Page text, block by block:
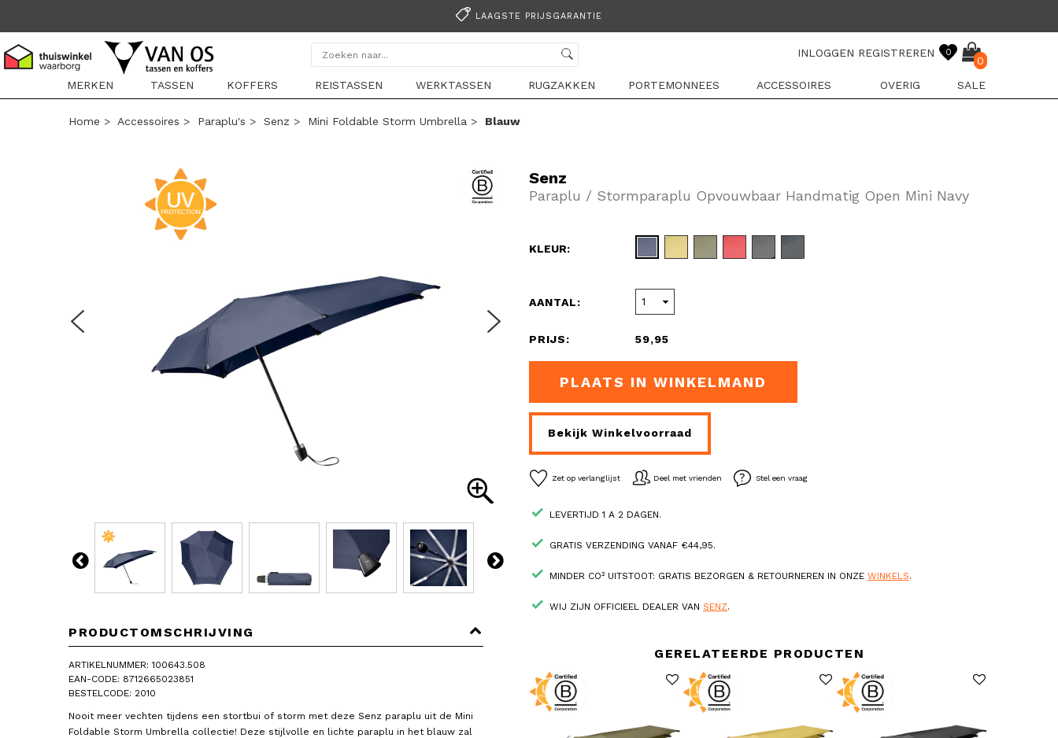
LAAGSTE PRIJSGARANTIE
INLOGGEN REGISTREREN 0
0
MERKEN
TASSEN KOFFERS REISTASSEN WERKTASSEN RUGZAKKEN PORTEMONNEES ACCESSOIRES OVERIG SALE
Home > Accessoires > Paraplu's > Senz > Mini Foldable Storm Umbrella > Blauw
PRODUCTOMSCHRIJVING
ARTIKELNUMMER: 100643.508
EAN-CODE: 8712665023851
BESTELCODE: 2010
Nooit meer vechten tijdens een stortbui of storm met deze Senz paraplu uit de Mini
Foldable Storm Umbrella collectie! Deze stijlvolle en lichte paraplu in het blauw zal
Senz
Paraplu / Stormparaplu Opvouwbaar Handmatig Open Mini Navy
KLEUR:
AANTAL:
PRIJS: 59,95
PLAATS IN WINKELMAND
Bekijk Winkelvoorraad
Zet op verlanglijst Deel met vrienden Stel een vraag
LEVERTIJD 1 A 2 DAGEN.
GRATIS VERZENDING VANAF €44,95.
MINDER CO² UITSTOOT: GRATIS BEZORGEN & RETOURNEREN IN ONZE WINKELS.
WIJ ZIJN OFFICIEEL DEALER VAN SENZ.
GERELATEERDE PRODUCTEN